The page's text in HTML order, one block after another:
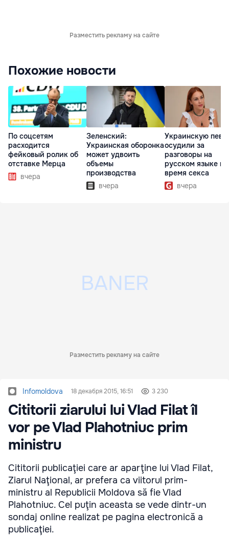
Разместить рекламу на сайте
Похожие новости
По соцсетям
расходится
фейковый ролик об
отставке Мерца
вчера
Зеленский:
Украинская оборонка
может удвоить
объемы
производства
вчера
Украинскую
осудили за
разговоры на
русском языке во
время секса
вчера
Разместить рекламу на сайте
Infomoldova 18 декабря 2015, 16:51 3 230
Cititorii ziarului lui Vlad Filat îl
vor pe Vlad Plahotniuc prim
ministru
Cititorii publicaţiei care ar aparţine lui Vlad Filat,
Ziarul Naţional, ar prefera ca viitorul prim-
ministru al Republicii Moldova să fie Vlad
Plahotniuc. Cel puţin aceasta se vede dintr-un
sondaj online realizat pe pagina electronică a
publicaţiei.